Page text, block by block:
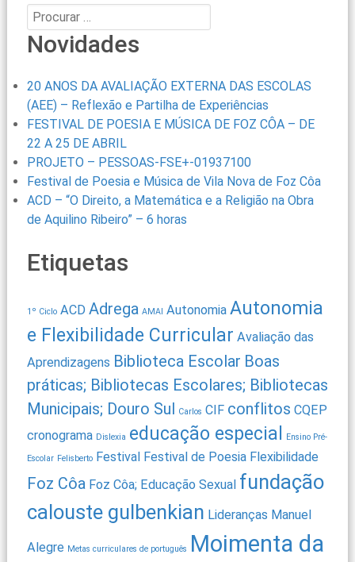
Procurar:
Novidades
20 ANOS DA AVALIAÇÃO EXTERNA DAS ESCOLAS
(AEE) – Reflexão e Partilha de Experiências
FESTIVAL DE POESIA E MÚSICA DE FOZ CÔA – DE
22 A 25 DE ABRIL
PROJETO – PESSOAS-FSE+-01937100
Festival de Poesia e Música de Vila Nova de Foz Côa
ACD – “O Direito, a Matemática e a Religião na Obra
de Aquilino Ribeiro” – 6 horas
Etiquetas
1º Ciclo ACD Adrega AMAI Autonomia Autonomia
e Flexibilidade Curricular Avaliação das
Aprendizagens Biblioteca Escolar Boas
práticas; Bibliotecas Escolares; Bibliotecas
Municipais; Douro Sul
Carlos CIF conflitos CQEP
cronograma Dislexia educação especial Ensino Pré-
Escolar Felisberto Festival Festival de Poesia Flexibilidade
Foz Côa Foz Côa; Educação Sexual fundação
calouste gulbenkian Lideranças Manuel
Alegre Metas curriculares de português Moimenta da